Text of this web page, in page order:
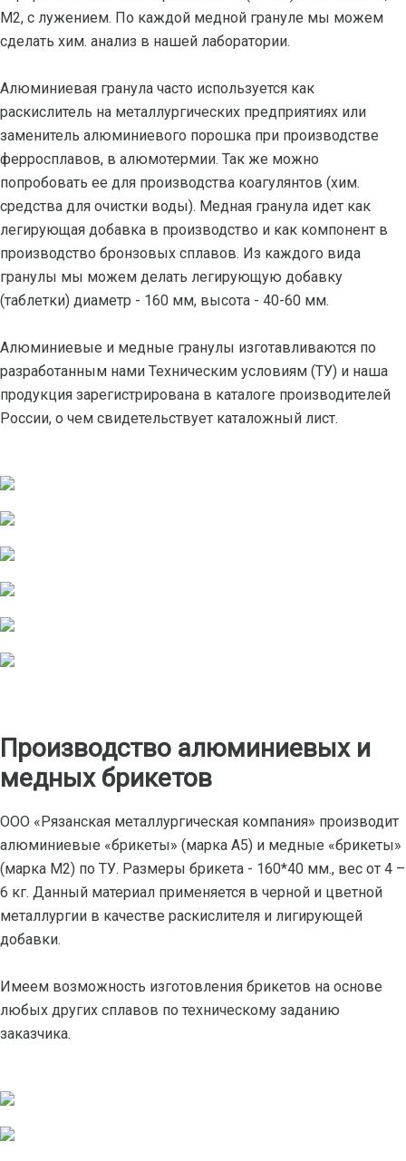
М2, с лужением. По каждой медной грануле мы можем
сделать хим. анализ в нашей лаборатории.
Алюминиевая гранула часто используется как
раскислитель на металлургических предприятиях или
заменитель алюминиевого порошка при производстве
ферросплавов, в алюмотермии. Так же можно
попробовать ее для производства коагулянтов (хим.
средства для очистки воды). Медная гранула идет как
легирующая добавка в производство и как компонент в
производство бронзовых сплавов. Из каждого вида
гранулы мы можем делать легирующую добавку
(таблетки) диаметр - 160 мм, высота - 40-60 мм.
Алюминиевые и медные гранулы изготавливаются по
разработанным нами Техническим условиям (ТУ) и наша
продукция зарегистрирована в каталоге производителей
России, о чем свидетельствует каталожный лист.
Производство алюминиевых и
медных брикетов
ООО «Рязанская металлургическая компания» производит
алюминиевые «брикеты» (марка А5) и медные «брикеты»
(марка М2) по ТУ. Размеры брикета - 160*40 мм., вес от 4 –
6 кг. Данный материал применяется в черной и цветной
металлургии в качестве раскислителя и лигирующей
добавки.
Имеем возможность изготовления брикетов на основе
любых других сплавов по техническому заданию
заказчика.